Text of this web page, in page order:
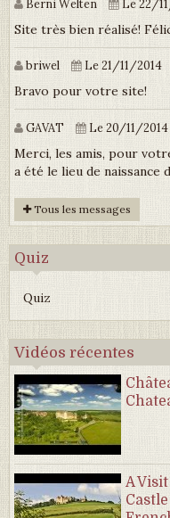
Berni Welten Le 22/
Site très bien réalisé!
briwel Le 21/11/2014
Bravo pour votre site!
GAVAT Le 20/11/2014
Merci, les amis, pour
a été le lieu de naissance
Tous les messages
Quiz
Quiz
Vidéos récentes
A